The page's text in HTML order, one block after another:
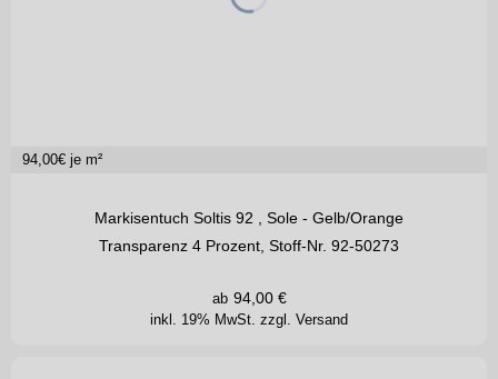
94,00€ je m²
Markisentuch Soltis 92 , Sole - Gelb/Orange
Transparenz 4 Prozent, Stoff-Nr. 92-50273
inkl. 19% MwSt. zzgl. Versand
ab 94,00€